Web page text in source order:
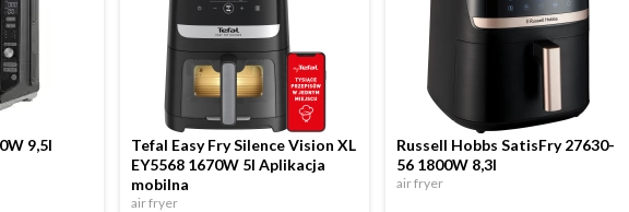
9,5l
Tefal Easy Fry Silence Vision XL
EY5568 1670W 5l Aplikacja
mobilna
air fryer
Russell Hobbs SatisFry 27630-
56 1800W 8,3l
air fryer